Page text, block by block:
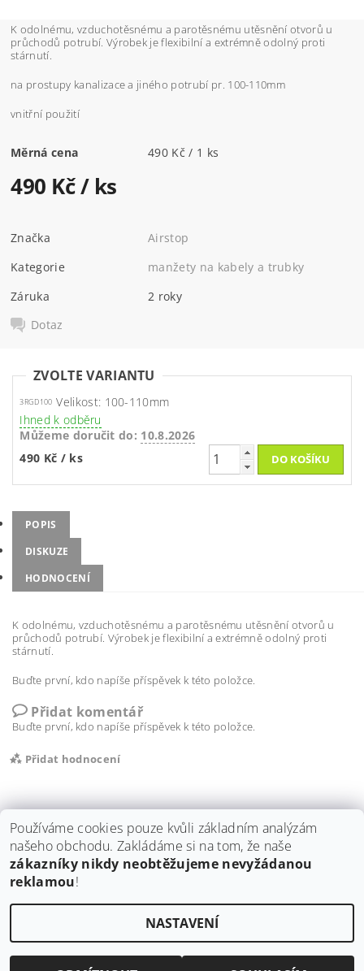
K odolnému, vzduchotěsnému a parotěsnému utěsnění otvorů u
průchodů potrubí. Výrobek je flexibilní a extrémně odolný proti
stárnutí.
na prostupy kanalizace a jiného potrubí pr. 100-110mm
vnitřní použití
Měrná cena 490 Kč / 1 ks
490 Kč/ ks
Značka
Airstop
Kategorie
manžety na kabely a trubky
Záruka
2 roky
Dotaz
ZVOLTE VARIANTU
3RGD100 Velikost: 100-110mm
Ihned k odběru
Můžeme doručit do: 10.8.2026
490 Kč / ks
POPIS
DISKUZE
HODNOCENÍ
K odolnému, vzduchotěsnému a parotěsnému utěsnění otvorů u
průchodů potrubí. Výrobek je flexibilní a extrémně odolný proti
stárnutí.
Buďte první, kdo napíše příspěvek k této položce.
Přidat komentář
Buďte první, kdo napíše příspěvek k této položce.
Přidat hodnocení
Shoptet.cz | ISOCELL stavební dozory Tomáš Tichý
2026 ©eSTAF.cz, s.r.o., všechna práva vyhrazenaUpravit nastavení cookies
Používáme cookies pouze kvůli základním analýzám
našeho obchodu. Zakládáme si na tom, že naše
zákazníky nikdy neobtěžujeme nevyžádanou
reklamou!
NASTAVENÍ